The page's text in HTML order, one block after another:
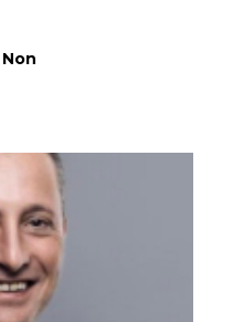
Non